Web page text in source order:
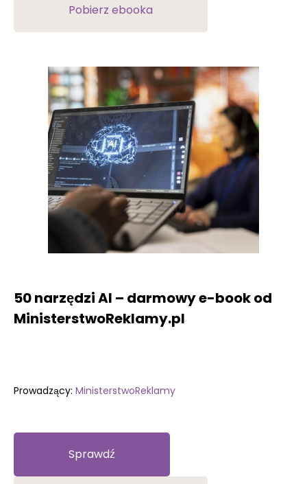
Pobierz ebooka
50 narzędzi AI – darmowy e-book od
MinisterstwoReklamy.pl
Prowadzący: MinisterstwoReklamy
Sprawdź